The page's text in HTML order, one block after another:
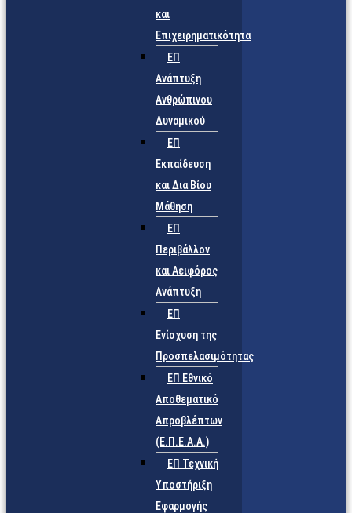
και
Επιχειρηματικότητα
ΕΠ
Ανάπτυξη
Ανθρώπινου
Δυναμικού
ΕΠ
Εκπαίδευση
και Δια Βίου
Μάθηση
ΕΠ
Περιβάλλον
και Αειφόρος
Ανάπτυξη
ΕΠ
Ενίσχυση της
Προσπελασιμότητας
ΕΠ Εθνικό
Αποθεματικό
Απροβλέπτων
(Ε.Π.Ε.Α.Α.)
ΕΠ Τεχνική
Υποστήριξη
Εφαρμογής